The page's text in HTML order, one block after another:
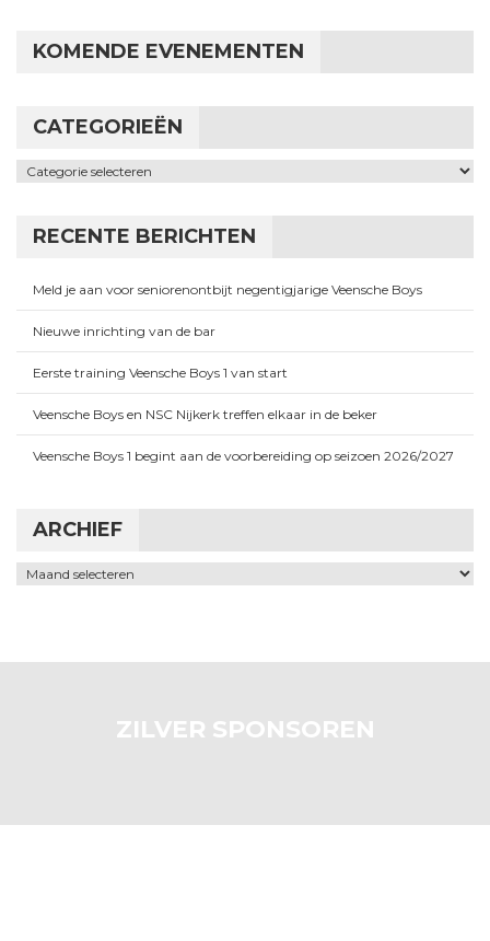
KOMENDE EVENEMENTEN
CATEGORIEËN
Categorieën
RECENTE BERICHTEN
Meld je aan voor seniorenontbijt negentigjarige Veensche Boys
Nieuwe inrichting van de bar
Eerste training Veensche Boys 1 van start
Veensche Boys en NSC Nijkerk treffen elkaar in de beker
Veensche Boys 1 begint aan de voorbereiding op seizoen 2026/2027
ARCHIEF
Archief
ZILVER SPONSOREN